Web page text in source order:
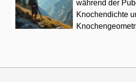
während der
Knochendichte